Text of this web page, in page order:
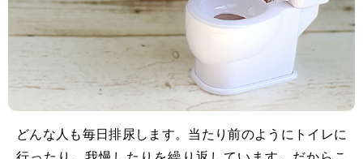
どんな人も毎日排尿します。当たり前のようにトイレに